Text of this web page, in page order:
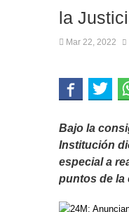
la
Mar 22, 2022
Bajo la
Institución
especial a
puntos de la